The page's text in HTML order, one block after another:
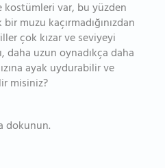
kostümleri var, bu yüzden
muzu kaçırmadığınızdan
çok kızar ve seviyeyi
daha uzun oynadıkça daha
ayak uydurabilir ve
misiniz?
dokunun.